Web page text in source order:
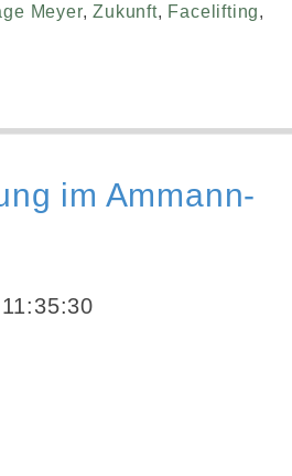
Meyer,Zukunft, Facelifting,
im Ammann-